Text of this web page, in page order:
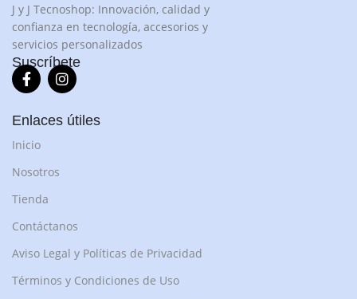
J y J Tecnoshop: Innovación, calidad y
confianza en tecnología, accesorios y
servicios personalizados
Suscríbete
Enlaces útiles
Inicio
Nosotros
Tienda
Contáctanos
Aviso Legal y Políticas de Privacidad
Términos y Condiciones de Uso